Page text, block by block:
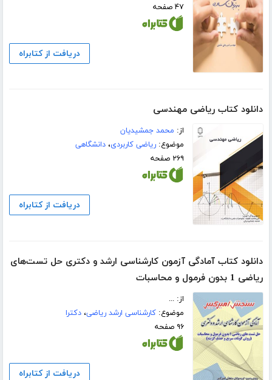
۴۷ صفحه
دریافت از کتابراه
دانلود کتاب ریاضی مهندسی
از: محمد جمشیدیان
موضوع:ریاضی کاربردی،دانشگاهی
۲۶۹ صفحه
دریافت از کتابراه
دانلود کتاب آمادگی آزمون کارشناسی ارشد و دکتری حل تست‌های
ریاضی 1 بدون فرمول و محاسبات
از: ...
موضوع:کارشناسی ارشد ریاضی،دکترا
۹۶ صفحه
دریافت از کتابراه